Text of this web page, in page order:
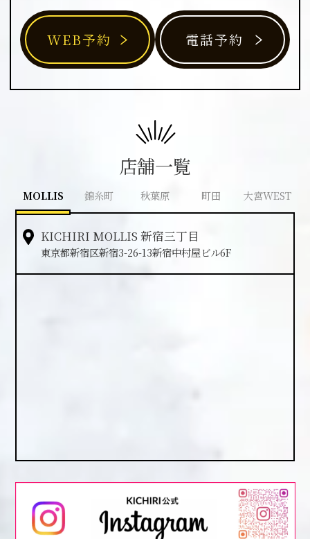
WEB予約 電話予約
店舗一覧
MOLLIS 錦糸町 秋葉原 町田 大宮WEST
KICHIRI MOLLIS 新宿三丁目
東京都新宿区新宿3-26-13新宿中村屋ビル6F